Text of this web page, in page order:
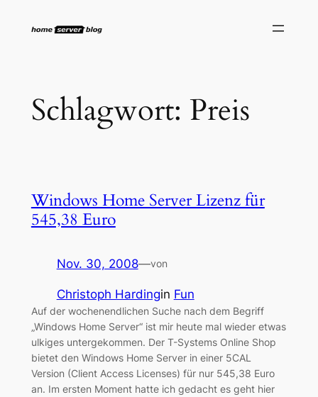
Inhalt
Schlagwort: Preis
Windows Home Server Lizenz für
545,38 Euro
Nov. 30, 2008—von
Christoph Hardingin Fun
Auf der wochenendlichen Suche nach dem Begriff
„Windows Home Server“ ist mir heute mal wieder etwas
ulkiges untergekommen. Der T-Systems Online Shop
bietet den Windows Home Server in einer 5CAL
Version (Client Access Licenses) für nur 545,38 Euro
an. Im ersten Moment hatte ich gedacht es geht hier